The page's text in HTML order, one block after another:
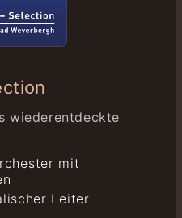
wiederentdeckte
mit
Leiter